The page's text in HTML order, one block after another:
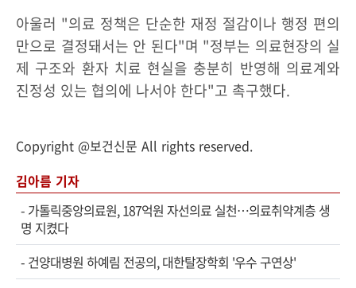
아울러 "의료 정책은 단순한 재정 절감이나 행정 편의
만으로 결정돼서는 안 된다"며 "정부는 의료현장의 실
제 구조와 환자 치료 현실을 충분히 반영해 의료계와
진정성 있는 협의에 나서야 한다"고 촉구했다.
Copyright @보건신문 All rights reserved.
김아름 기자
- 가톨릭중앙의료원, 187억원 자선의료 실천…의료취약계층 생
명 지켰다
- 건양대병원 하예림 전공의, 대한탈장학회 '우수 구연상'